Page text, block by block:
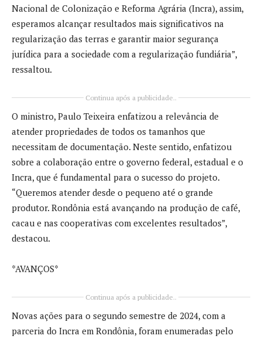
Nacional de Colonização e Reforma Agrária (Incra), assim,
esperamos alcançar resultados mais significativos na
regularização das terras e garantir maior segurança
jurídica para a sociedade com a regularização fundiária”,
ressaltou.
Continua após a publicidade..
O ministro, Paulo Teixeira enfatizou a relevância de
atender propriedades de todos os tamanhos que
necessitam de documentação. Neste sentido, enfatizou
sobre a colaboração entre o governo federal, estadual e o
Incra, que é fundamental para o sucesso do projeto.
“Queremos atender desde o pequeno até o grande
produtor. Rondônia está avançando na produção de café,
cacau e nas cooperativas com excelentes resultados”,
destacou.
*AVANÇOS*
Continua após a publicidade..
Novas ações para o segundo semestre de 2024, com a
parceria do Incra em Rondônia, foram enumeradas pelo